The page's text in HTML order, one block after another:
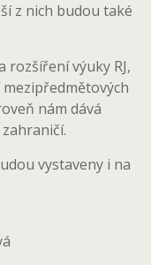
z nich budou také
výuky RJ,
nám dává
vystaveny i na